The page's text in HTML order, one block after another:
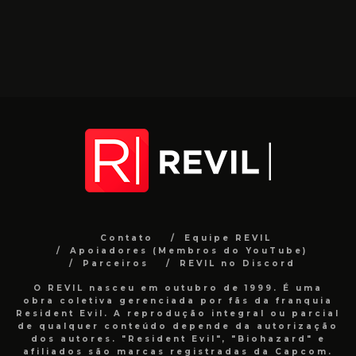
Contato
Equipe REVIL
Apoiadores (Membros do YouTube)
Parceiros
REVIL no Discord
O REVIL nasceu em outubro de 1999. É uma
obra coletiva gerenciada por fãs da franquia
Resident Evil. A reprodução integral ou parcial
de qualquer conteúdo depende da autorização
dos autores. "Resident Evil", "Biohazard" e
afiliados são marcas registradas da Capcom.